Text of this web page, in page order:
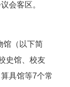
会客区。
馆（以下简
史馆、校友
具馆等7个常